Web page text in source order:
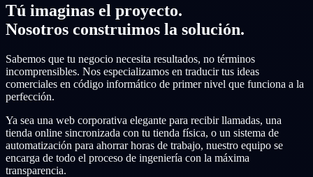
Tú imaginas el proyecto.
Nosotros construimos la solución.
Sabemos que tu negocio necesita resultados, no términos
incomprensibles. Nos especializamos en traducir tus ideas
comerciales en código informático de primer nivel que funciona a la
perfección.
Ya sea una web corporativa elegante para recibir llamadas, una
tienda online sincronizada con tu tienda física, o un sistema de
automatización para ahorrar horas de trabajo, nuestro equipo se
encarga de todo el proceso de ingeniería con la máxima
transparencia.